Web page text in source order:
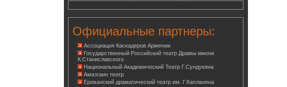
Официальные партнеры:
Ассоциация Каскадеров Армении
Государственный Российский театр Драмы имени
К.Станиславского
Национальный Академический Театр Г.Сундукяна
Амазгаин театр
Ереванский драматический театр им. Г.Капланяна